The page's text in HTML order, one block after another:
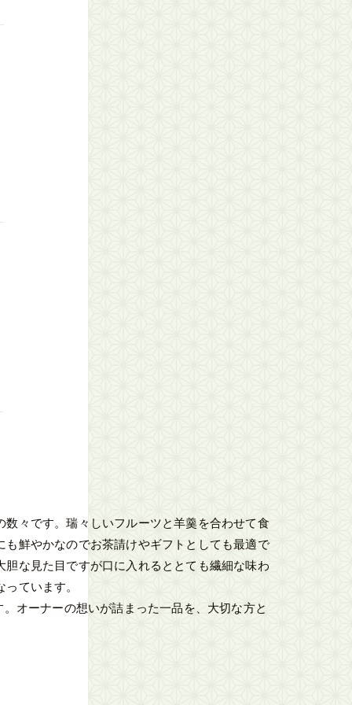
々です。瑞々しいフルーツと羊羹を合わせて食
鮮やかなのでお茶請けやギフトとしても最適で
な見た目ですが口に入れるととても繊細な味わ
ています。
オーナーの想いが詰まった一品を、大切な方と